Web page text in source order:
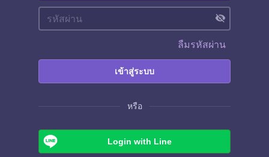
visibility_off
ลืมรหัสผ่าน
เข้าสู่ระบบ
หรือ
Login with Line